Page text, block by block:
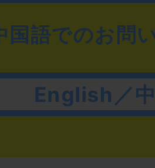
語でのお問
English／